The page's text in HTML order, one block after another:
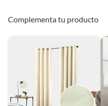
Complementa tu producto